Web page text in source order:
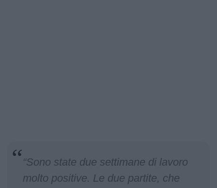
“Sono state due settimane di lavoro
molto positive. Le due partite, che